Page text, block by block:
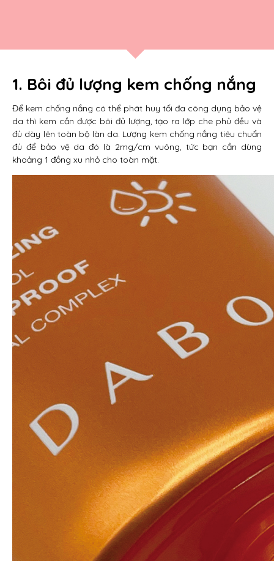
1. Bôi đủ lượng kem chống nắng
Để kem chống nắng có thể phát huy tối đa công dụng bảo vệ
da thì kem cần được bôi đủ lượng, tạo ra lớp che phủ đều và
đủ dày lên toàn bộ làn da. Lượng kem chống nắng tiêu chuẩn
đủ để bảo vệ da đó là 2mg/cm vuông, tức bạn cần dùng
khoảng 1 đồng xu nhỏ cho toàn mặt.